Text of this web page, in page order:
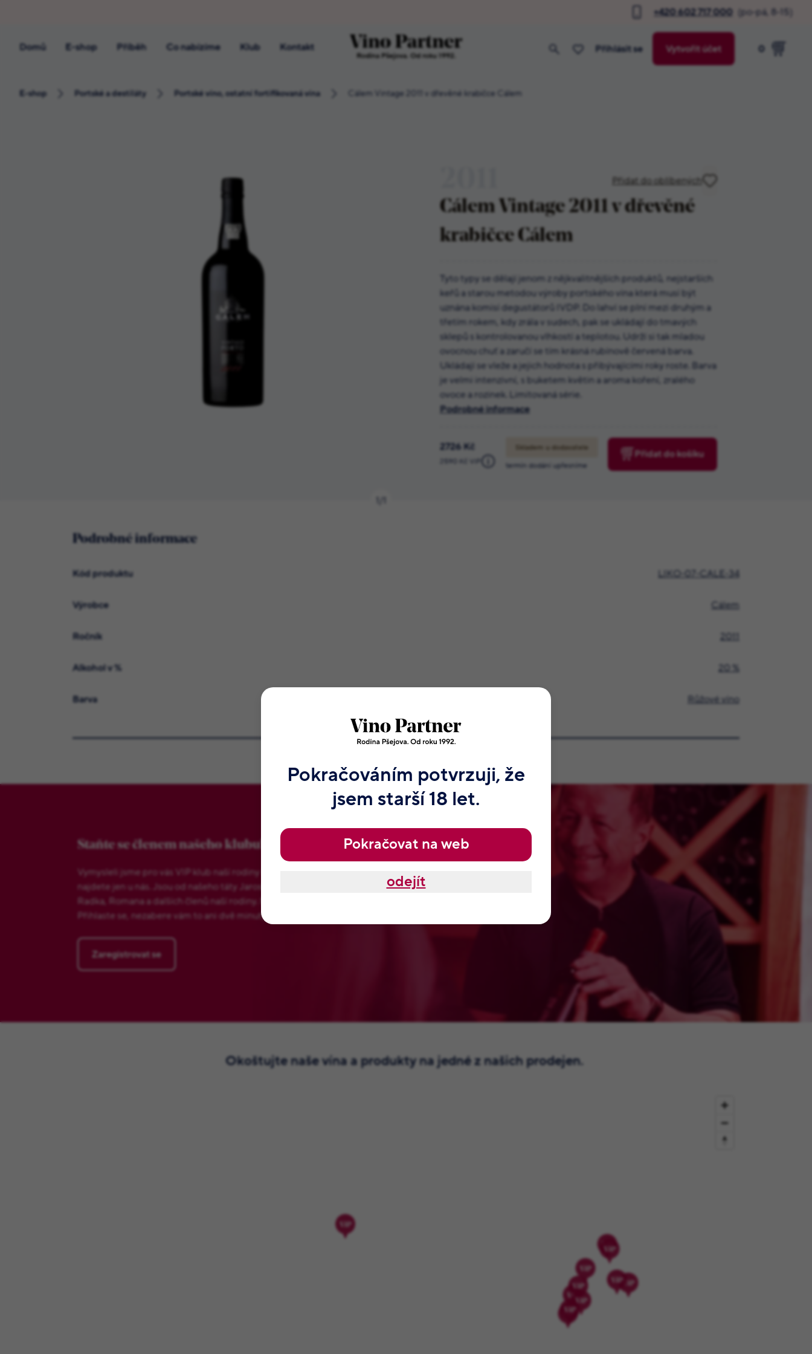
+420 602 717 000 (po-pá, 8-15)
Rodina Pšejova. Od roku 1992.
Domů E-shop Příběh Co nabízíme Klub Kontakt Přihlásit se Vytvořit účet 0
E-shop Portské a destiláty Portské víno, ostatní fortifikovaná vína Cálem Vintage 2011 v dřevěné krabičce Cálem
Přidat do oblíbených
Cálem Vintage 2011 v dřevěné
krabičce Cálem
Tyto typy se dělají jenom z nějkvalitnějších produktů, nejstarších
keřů a starou metodou výroby portského vína která musí být
uznána komisí degustátorů IVDP. Do lahví se plní mezi druhým a
třetím rokem, kdy zrála v sudech, pak se ukládají do tmavých
sklepů s kontrolovanou vlhkostí a teplotou. Udrží si tak mladou
ovocnou chuť a zaručí se tím krásná rubínově červená barva.
Ukládají se vleže a jejich hodnota s přibývajícími roky roste. Barva
je velmi intenzivní, s buketem květin a aroma koření, zralého
ovoce a rozinek. Limitovaná série.
Podrobné informace
2726 Kč
Skladem u dodavatele
termín dodání upřesníme
Přidat do košíku
Podrobné informace
Kód produktu LIKO-07-CALE-34
Výrobce Cálem
Ročník 2011
Alkohol v % 20 %
Barva Růžové víno
Všechny podrobné informace
Staňte se členem našeho klubu!
Vymysleli jsme pro vás VIP klub naší rodiny Pšejových. Tyhle odměny, které
najdete jen u nás. Jsou od našeho táty Jaroslava a samozřejmě od Jitky,
Radka, Romana a dalších členů naší rodiny. Nemají je nikde jinde na světě.
Přihlaste se, nezabere vám to ani dvě minuty.
Zaregistrovat se
Okoštujte naše vína a produkty na jedné z našich prodejen.
Pokračováním potvrzuji, že
jsem starší 18 let.
Pokračovat na web
odejít